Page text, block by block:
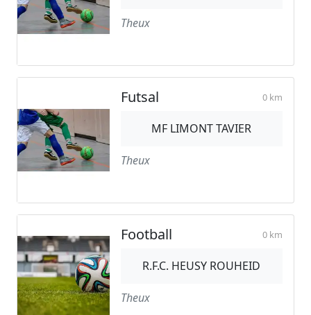
Theux
Futsal 0 km
MF LIMONT TAVIER
Theux
Football 0 km
R.F.C. HEUSY ROUHEID
Theux